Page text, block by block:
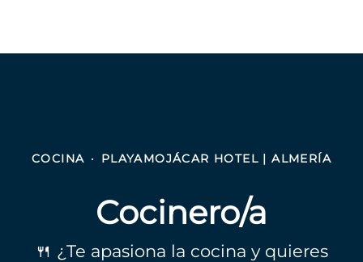
COCINA · PLAYAMOJÁCAR HOTEL | ALMERÍA
Cocinero/a
🍴 ¿Te apasiona la cocina y quieres